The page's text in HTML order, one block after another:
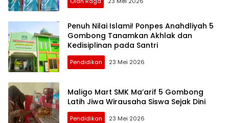
Penuh Nilai Islami! Ponpes Anahdliyah 5
Gombong Tanamkan Akhlak dan
Kedisiplinan pada Santri
Pendidikan 23 Mei 2026
Maligo Mart SMK Ma’arif 5 Gombong
Latih Jiwa Wirausaha Siswa Sejak Dini
Pendidikan 23 Mei 2026